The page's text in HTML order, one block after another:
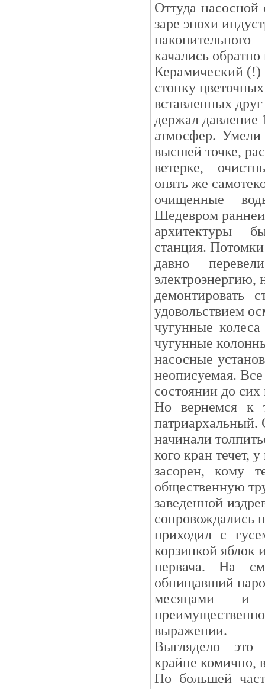
Оттуда насосной
заре эпохи
качались обратно
Керамический (!)
стопку
вставленных
держал давление
атмосфер.
высшей точке,
ветерке,
опять же
очищенные
Шедевром
архитектуры
станция.
давно
электроэнергию,
демонтировать
удовольствием
чугунные
чугунные
насосные
неописуемая.
состоянии до сих
Но вернемся к
патриархальный.
начинали
кого кран течет, у
засорен, кому
общественную
заведенной
сопровождались
приходил с
корзинкой яблок
первача. На
обнищавший
месяцами и
выражении.
Выглядело
крайне комично,
По большей